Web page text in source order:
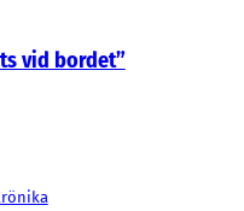
vid bordet”